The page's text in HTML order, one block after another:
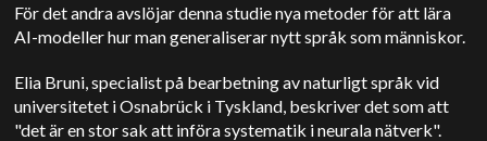
För det andra avslöjar denna studie nya metoder för att lära
AI-modeller hur man generaliserar nytt språk som människor.
Elia Bruni, specialist på bearbetning av naturligt språk vid
universitetet i Osnabrück i Tyskland, beskriver det som att
"det är en stor sak att införa systematik i neurala nätverk".